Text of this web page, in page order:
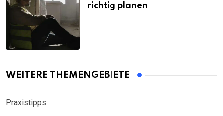
richtig planen
WEITERE THEMENGEBIETE
Praxistipps